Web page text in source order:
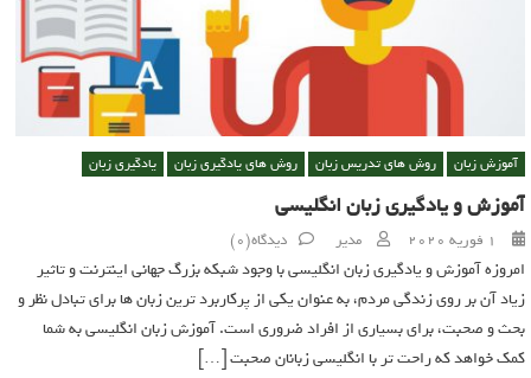
آموزش زبان روش های تدریس زبان روش های یادگیری زبان یادگیری زبان
آموزش و یادگیری زبان انگلیسی
Posted on
1 فوریه 2020 Author
مدیر دیدگاه(0)
امروزه آموزش و یادگیری زبان انگلیسی با وجود شبکه بزرگ جهانی اینترنت و تاثیر
زیاد آن بر روی زندگی مردم، به عنوان یکی از پرکاربرد ترین زبان ها برای تبادل نظر و
بحث و صحبت، برای بسیاری از افراد ضروری است. آموزش زبان انگلیسی به شما
کمک خواهد که راحت تر با انگلیسی زبانان صحبت […]